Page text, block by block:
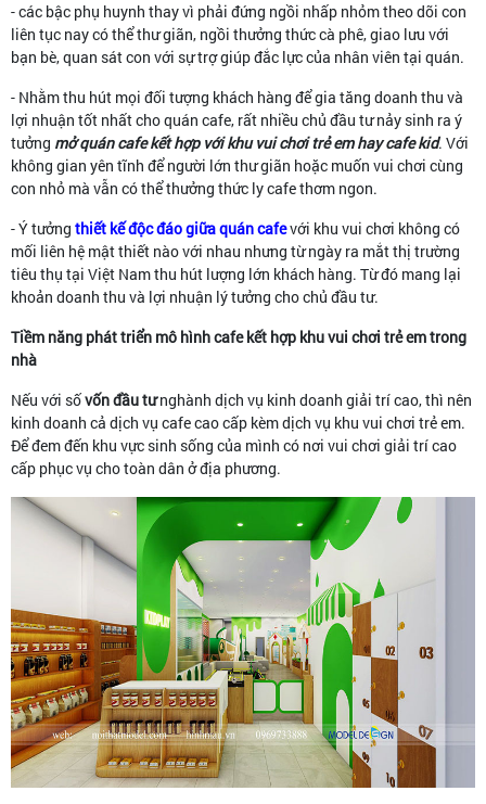
- các bậc phụ huynh thay vì phải đứng ngồi nhấp nhỏm theo dõi con
liên tục nay có thể thư giãn, ngồi thưởng thức cà phê, giao lưu với
bạn bè, quan sát con với sự trợ giúp đắc lực của nhân viên tại quán.
- Nhằm thu hút mọi đối tượng khách hàng để gia tăng doanh thu và
lợi nhuận tốt nhất cho quán cafe, rất nhiều chủ đầu tư nảy sinh ra ý
tưởng mở quán cafe kết hợp với khu vui chơi trẻ em hay cafe kid. Với
không gian yên tĩnh để người lớn thư giãn hoặc muốn vui chơi cùng
con nhỏ mà vẫn có thể thưởng thức ly cafe thơm ngon.
- Ý tưởng thiết kế độc đáo giữa quán cafevới khu vui chơi không có
mối liên hệ mật thiết nào với nhau nhưng từ ngày ra mắt thị trường
tiêu thụ tại Việt Nam thu hút lượng lớn khách hàng. Từ đó mang lại
khoản doanh thu và lợi nhuận lý tưởng cho chủ đầu tư.
Tiềm năng phát triển mô hình cafe kết hợp khu vui chơi trẻ em trong
nhà
Nếu với sốvốn đầu tưnghành dịch vụ kinh doanh giải trí cao, thì nên
kinh doanh cả dịch vụ cafe cao cấp kèm dịch vụ khu vui chơi trẻ em.
Để đem đến khu vực sinh sống của mình có nơi vui chơi giải trí cao
cấp phục vụ cho toàn dân ở địa phương.